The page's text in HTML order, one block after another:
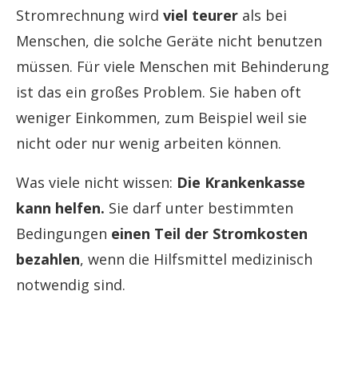
Stromrechnung wird viel teurer als bei
Menschen, die solche Geräte nicht benutzen
müssen. Für viele Menschen mit Behinderung
ist das ein großes Problem. Sie haben oft
weniger Einkommen, zum Beispiel weil sie
nicht oder nur wenig arbeiten können.
Was viele nicht wissen: Die Krankenkasse
kann helfen. Sie darf unter bestimmten
Bedingungen einen Teil der Stromkosten
bezahlen, wenn die Hilfsmittel medizinisch
notwendig sind.